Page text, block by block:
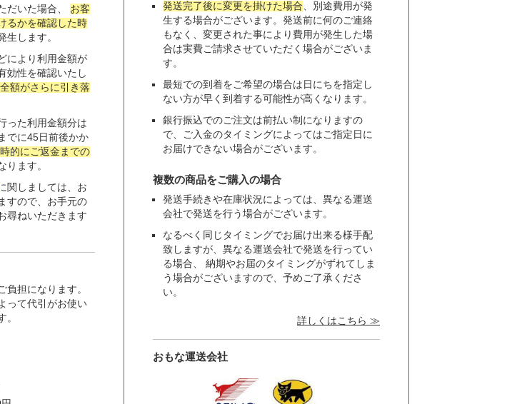
だいた場合、 お客
るかを確認した時
生します。
により利用金額が
効性を確認いたし
額がさらに引き落
った利用金額分は
でに45日前後かか
的にご返金までの
ります。
関しましては、お
すので、お手元の
尋ねいただきます
負担になります。
って代引がお使い
。
発送完了後に変更を掛けた場合、別途費用が発
生する場合がございます。発送前に何のご連絡
もなく、変更された事により費用が発生した場
合は実費ご請求させていただく場合がございま
す。
最短での到着をご希望の場合は日にちを指定し
ない方が早く到着する可能性が高くなります。
銀行振込でのご注文は前払い制になりますの
で、ご入金のタイミングによってはご指定日に
お届けできない場合がございます。
複数の商品をご購入の場合
発送手続きや在庫状況によっては、異なる運送
会社で発送を行う場合がございます。
なるべく同じタイミングでお届け出来る様手配
致しますが、異なる運送会社で発送を行ってい
る場合、 納期やお届のタイミングがずれてしま
う場合がございますので、予めご了承くださ
い。
詳しくはこちら ≫
おもな運送会社